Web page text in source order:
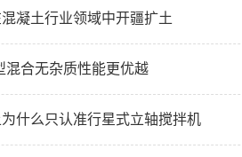
凝土行业领域中开疆扩土
混合无杂质性能更优越
什么只认准行星式立轴搅拌机